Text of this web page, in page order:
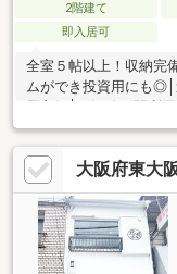
2階建て
即入居可
全室５帖以上！収納
ムができ投資用にも
ーパー、小学校など徒
江橋」駅……徒歩12分■
分■近鉄大阪線・奈良
ーマート高井田西３丁
店……………徒歩９分■ウ
校 区■深江小学校…徒
大阪府東大